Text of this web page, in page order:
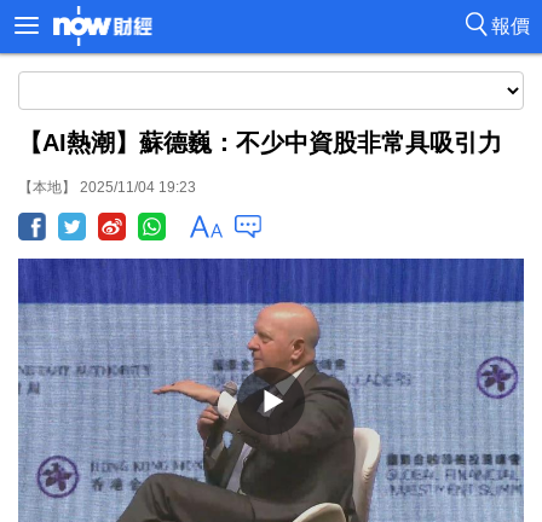
報價
【AI熱潮】蘇德巍：不少中資股非常具吸引力
【本地】 2025/11/04 19:23